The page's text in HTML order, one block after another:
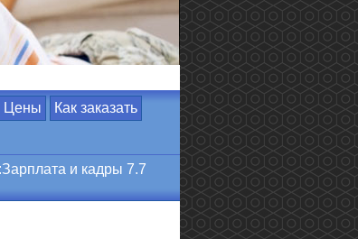
Цены
Как заказать
и кадры 7.7